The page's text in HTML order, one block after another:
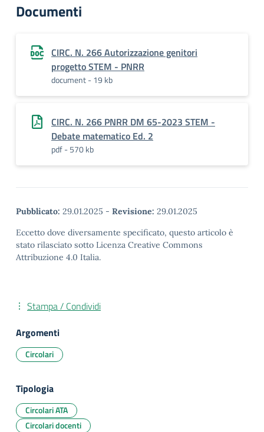
Documenti
CIRC. N. 266 Autorizzazione genitori
progetto STEM - PNRR
document - 19 kb
CIRC. N. 266 PNRR DM 65-2023 STEM -
Debate matematico Ed. 2
pdf - 570 kb
Pubblicato: 29.01.2025 - Revisione: 29.01.2025
Eccetto dove diversamente specificato, questo articolo è
stato rilasciato sotto Licenza Creative Commons
Attribuzione 4.0 Italia.
Stampa / Condividi
Argomenti
Circolari
Tipologia
Circolari ATA
Circolari docenti